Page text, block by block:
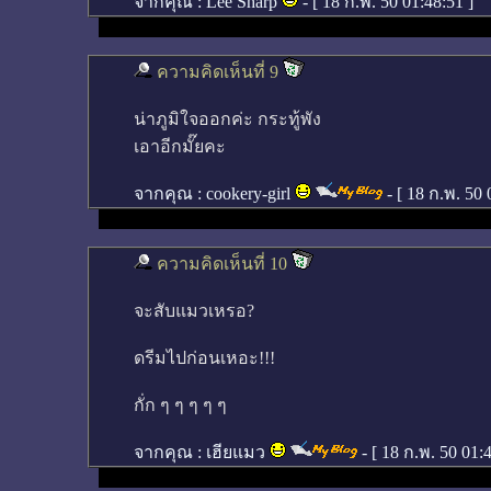
ความคิดเห็นที่ 9
น่าภูมิใจออกค่ะ กระทู้พัง
เอาอีกมั๊ยคะ
จากคุณ : cookery-girl - [ 18 ก.พ. 50
ความคิดเห็นที่ 10
จะสับแมวเหรอ?
ดรีมไปก่อนเหอะ!!!
กั่ก ๆ ๆ ๆ ๆ ๆ
จากคุณ : เฮียแมว - [ 18 ก.พ. 50